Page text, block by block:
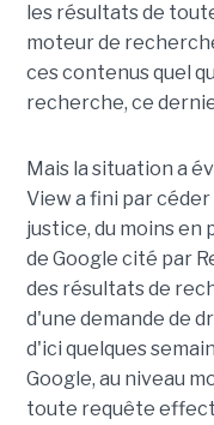
les résultats de
moteur de
ces contenus quel
recherche, ce
Mais la situation a
View a fini par céder
justice, du moins en
de Google cité par
des résultats de
d'une demande de
d'ici quelques
Google, au niveau
toute requête